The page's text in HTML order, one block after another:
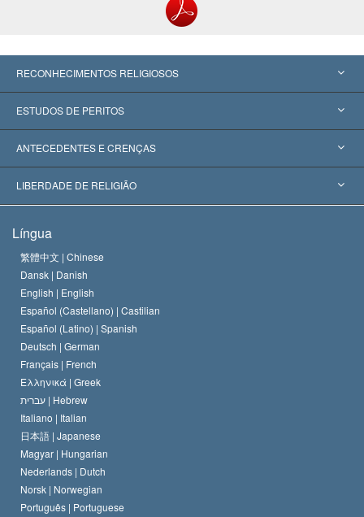
RECONHECIMENTOS RELIGIOSOS
Estados Unidos
Reconhecimentos Mundiais
Decisões Históricas
ESTUDOS DE PERITOS
Apreciações por Categoria
Os Peritos Mais Proeminentes do Mundo
ANTECEDENTES E CRENÇAS
L. Ron Hubbard
O Credo da Igreja de Scientology
O Código de Um Scientologist
David Miscavige
LIBERDADE DE RELIGIÃO
Normas Internacionais de Direitos Humanos
Proclamação sobre Religião
Língua
繁體中文 | Chinese
Dansk | Danish
English | English
Español (Castellano) | Castilian
Español (Latino) | Spanish
Deutsch | German
Français | French
Ελληνικά | Greek
עברית | Hebrew
Italiano | Italian
日本語 | Japanese
Magyar | Hungarian
Nederlands | Dutch
Norsk | Norwegian
Português | Portuguese